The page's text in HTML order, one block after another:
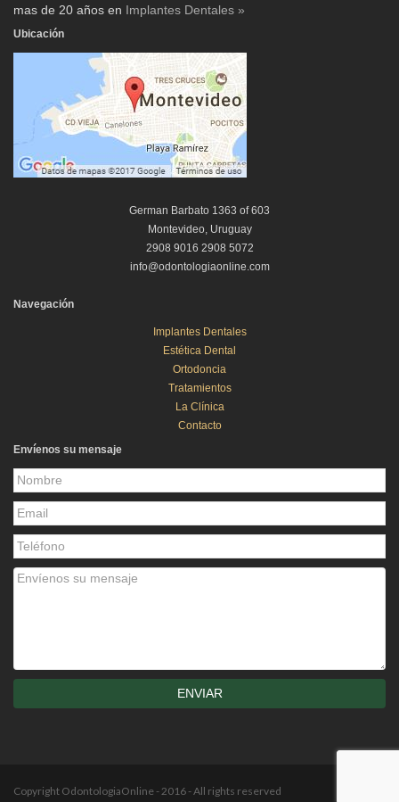
mas de 20 años en Implantes Dentales »
Ubicación
German Barbato 1363 of 603
Montevideo, Uruguay
2908 9016 2908 5072
info@odontologiaonline.com
Navegación
Implantes Dentales
Estética Dental
Ortodoncia
Tratamientos
La Clínica
Contacto
Envíenos su mensaje
Copyright OdontologiaOnline - 2016 - All rights reserved